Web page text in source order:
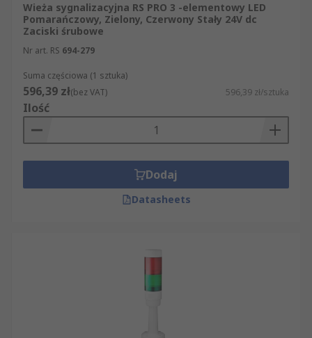
Wieża sygnalizacyjna RS PRO 3 -elementowy LED
Pomarańczowy, Zielony, Czerwony Stały 24V dc
Zaciski śrubowe
Nr art. RS 694-279
Suma częściowa (1 sztuka)
596,39 zł(bez VAT) 596,39 zł/sztuka
Ilość
Dodaj
Datasheets